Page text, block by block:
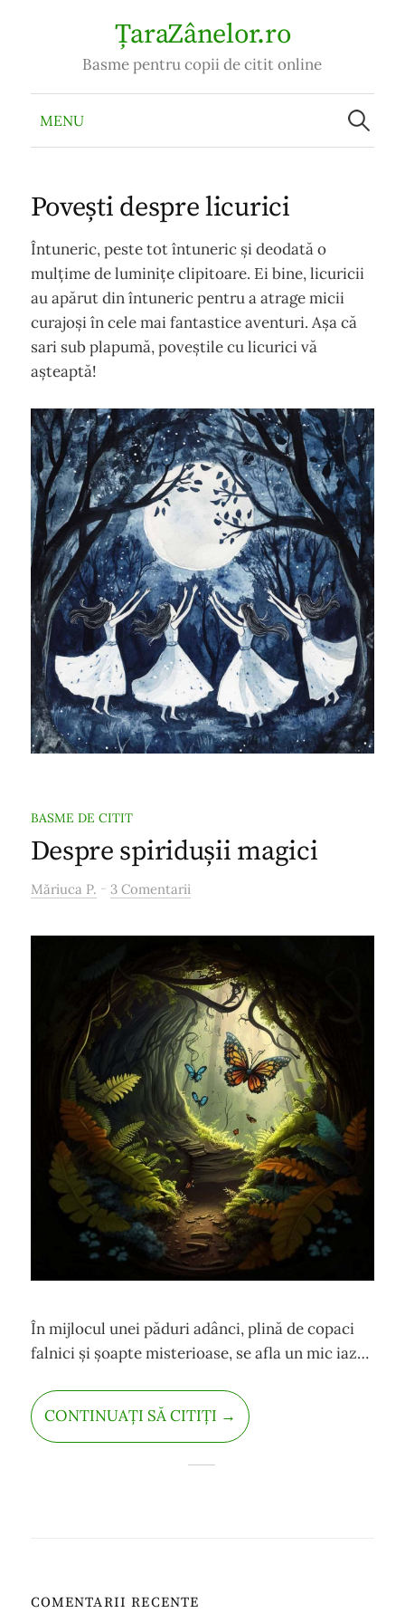
content
ȚaraZânelor.ro
Basme pentru copii de citit online
MENU
Caută
după:
Povești despre licurici
Întuneric, peste tot întuneric și deodată o
mulțime de luminițe clipitoare. Ei bine, licuricii
au apărut din întuneric pentru a atrage micii
curajoși în cele mai fantastice aventuri. Așa că
sari sub plapumă, poveștile cu licurici vă
așteaptă!
BASME DE CITIT
Despre spiridușii magici
Măriuca P. - 3 Comentarii
În mijlocul unei păduri adânci, plină de copaci
falnici și șoapte misterioase, se afla un mic iaz
dese, verzi și mătăsoase. Dincolo de perdeaua
lor frunzoasă se ascundea un secret minunat.
CONTINUAȚI SĂ CITIȚI →
COMENTARII RECENTE